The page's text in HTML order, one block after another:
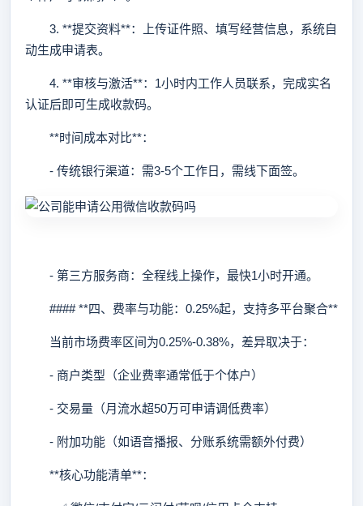
3. **提交资料**：上传证件照、填写经营信息，系统自
动生成申请表。
4. **审核与激活**：1小时内工作人员联系，完成实名
认证后即可生成收款码。
**时间成本对比**：
- 传统银行渠道：需3-5个工作日，需线下面签。
- 第三方服务商：全程线上操作，最快1小时开通。
#### **四、费率与功能：0.25%起，支持多平台聚合**
当前市场费率区间为0.25%-0.38%，差异取决于：
- 商户类型（企业费率通常低于个体户）
- 交易量（月流水超50万可申请调低费率）
- 附加功能（如语音播报、分账系统需额外付费）
**核心功能清单**：